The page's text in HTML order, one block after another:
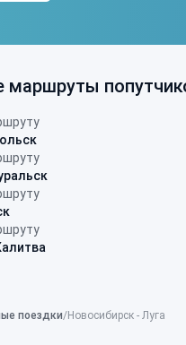
маршруты
поездки Новосибирск - Луга